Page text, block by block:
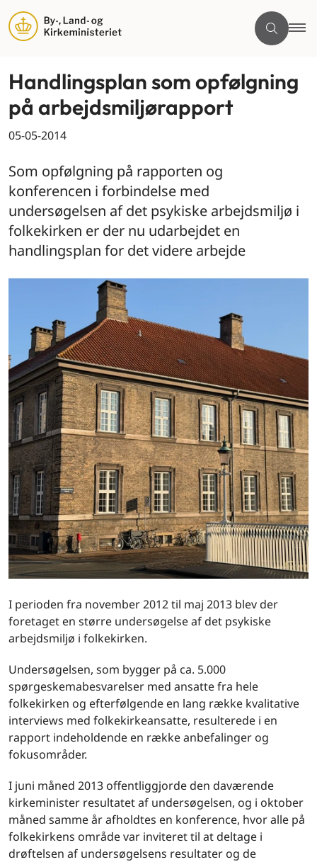
Handlingsplan som opfølgning
på arbejdsmiljørapport
05-05-2014
Som opfølgning på rapporten og
konferencen i forbindelse med
undersøgelsen af det psykiske arbejdsmiljø i
folkekirken er der nu udarbejdet en
handlingsplan for det videre arbejde
I perioden fra november 2012 til maj 2013 blev der
foretaget en større undersøgelse af det psykiske
arbejdsmiljø i folkekirken.
Undersøgelsen, som bygger på ca. 5.000
spørgeskemabesvarelser med ansatte fra hele
folkekirken og efterfølgende en lang række kvalitative
interviews med folkekirkeansatte, resulterede i en
rapport indeholdende en række anbefalinger og
fokusområder.
I juni måned 2013 offentliggjorde den daværende
kirkeminister resultatet af undersøgelsen, og i oktober
måned samme år afholdtes en konference, hvor alle på
folkekirkens område var inviteret til at deltage i
drøftelsen af undersøgelsens resultater og de